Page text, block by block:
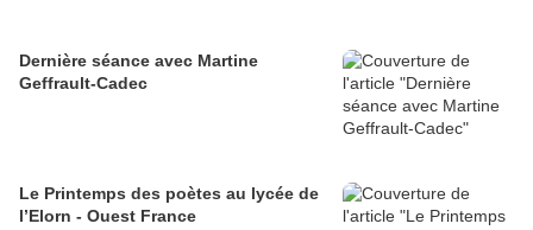
Dernière séance avec Martine
Geffrault-Cadec
Le Printemps des poètes au lycée de
l’Elorn - Ouest France